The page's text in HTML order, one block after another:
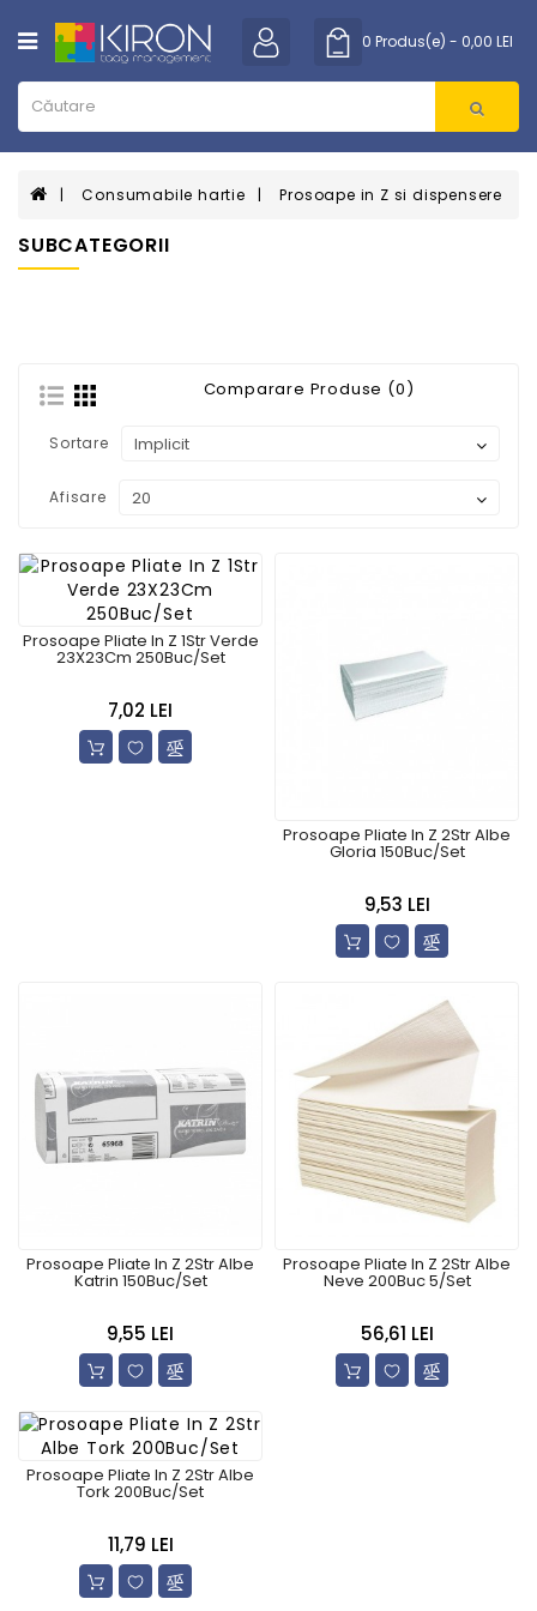
Category
BIROTICA
ELECTRONICE
0 Produs(e) - 0,00 LEI
Consumabile hartie Prosoape in Z si dispensere
SUBCATEGORII
Comparare Produse (0)
Sortare
Afisare
Prosoape Pliate In Z 1Str Verde
23X23Cm 250Buc/Set
7,02 LEI
Prosoape Pliate In Z 2Str Albe
Gloria 150Buc/Set
9,53 LEI
Prosoape Pliate In Z 2Str Albe
Katrin 150Buc/Set
9,55 LEI
Prosoape Pliate In Z 2Str Albe
Neve 200Buc 5/Set
56,61 LEI
Prosoape Pliate In Z 2Str Albe
Tork 200Buc/Set
11,79 LEI